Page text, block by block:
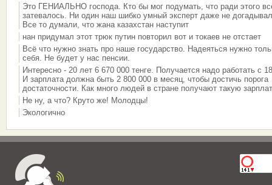
Это ГЕНИАЛЬНО господа. Кто бы мог подумать, что ради этого
затевалось. Ни один наш шибко умный эксперт даже не
Все то думали, что жана казахстан наступит
нан придумал этот трюк путин повторил вот и токаев не отстает
Всё что нужно знать про наше государство. Надеяться нужно
себя. Не будет у нас пенсии.
Интересно - 20 лет 6 670 000 тенге. Получается надо работать с
И зарплата должна быть 2 800 000 в месяц, чтобы достичь порога
достаточности. Как много людей в стране получают такую
Не ну, а что? Круто же! Молодцы!
Экологично